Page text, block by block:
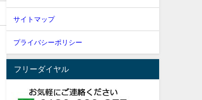
サイトマップ
プライバシーポリシー
フリーダイヤル